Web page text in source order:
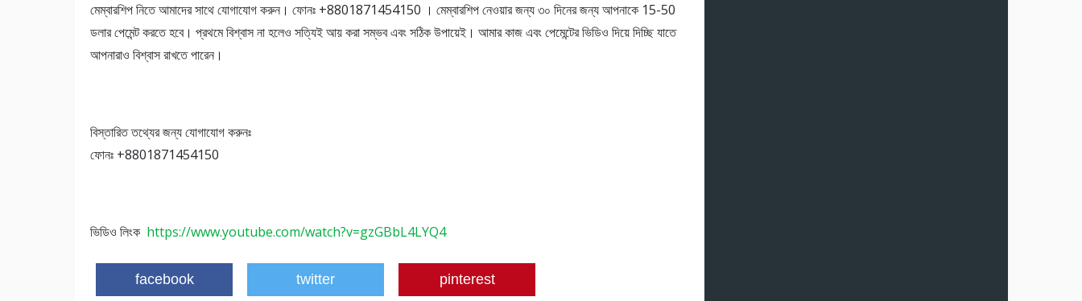
মেম্বারশিপ নিতে আমাদের সাথে যোগাযোগ করুন। ফোনঃ +8801871454150 । মেম্বারশিপ নেওয়ার জন্য ৩০ দিনের জন্য আপনাকে 15-50
ডলার পেমেন্ট করতে হবে। প্রথমে বিশ্বাস না হলেও সত্যিই আয় করা সম্ভব এবং সঠিক উপায়েই। আমার কাজ এবং পেমেন্টের ভিডিও দিয়ে দিচ্ছি যাতে
আপনারাও বিশ্বাস রাখতে পারেন।
বিস্তারিত তথ্যের জন্য যোগাযোগ করুনঃ
ফোনঃ +8801871454150
ভিডিও লিংক https://www.youtube.com/watch?v=gzGBbL4LYQ4
facebook twitter pinterest